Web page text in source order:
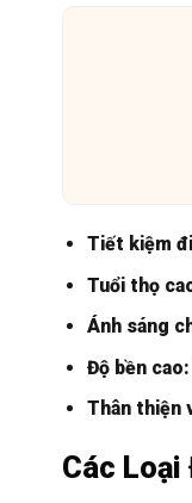
Tiết kiệm
Tuổi thọ
Ánh sáng
Độ bền cao:
Thân thiện
Các Loại